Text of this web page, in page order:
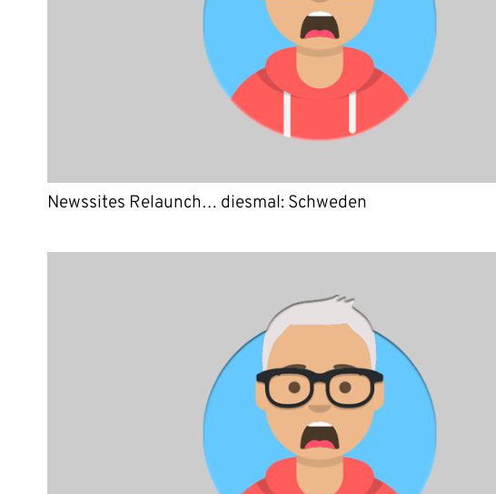
Newssites Relaunch… diesmal: Schweden